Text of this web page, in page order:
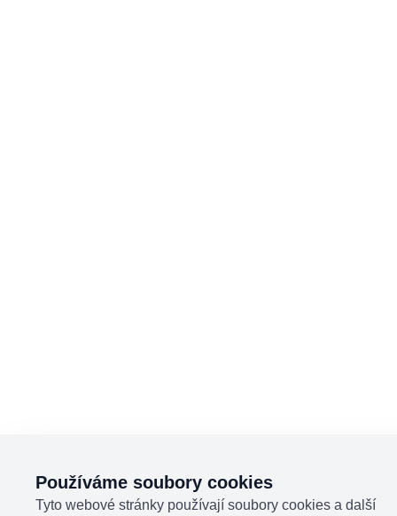
Používáme soubory cookies
Tyto webové stránky používají soubory cookies a další